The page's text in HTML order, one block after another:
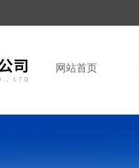
网站首页